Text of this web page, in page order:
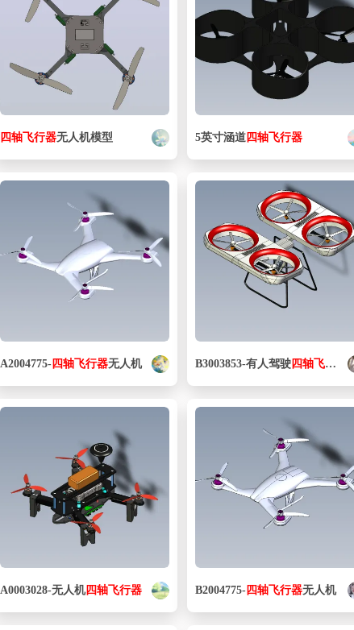
四轴飞行器无人机模型 5英寸涵道 四轴飞行器
A2004775-四轴飞行器无人机 B3003853-有人驾驶 四轴飞行器
A0003028-无人机四轴飞行器 B2004775- 四轴飞行器无人机